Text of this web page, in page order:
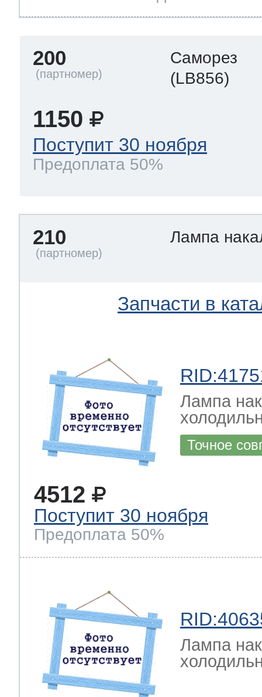
200
Саморез
(LB856)
1150
Поступит 30 ноября
Предоплата 50%
210 Лампа
Запчасти в
Лампа
Точное
4512
Поступит 30 ноября
Предоплата 50%
Лампа